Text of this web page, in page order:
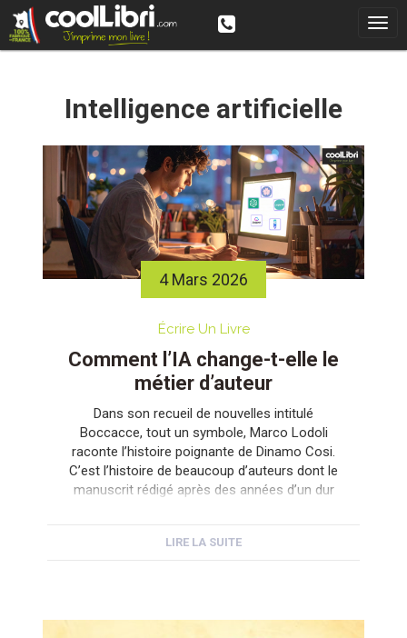
Intelligence artificielle
4 Mars 2026
Écrire Un Livre
Comment l’IA change-t-elle le
métier d’auteur
Dans son recueil de nouvelles intitulé
Boccacce, tout un symbole, Marco Lodoli
raconte l’histoire poignante de Dinamo Cosi.
C’est l’histoire de beaucoup d’auteurs dont le
manuscrit rédigé après des années d’un dur
comprend pas ce qui lui arrive. Il croyait […]
LIRE LA SUITE